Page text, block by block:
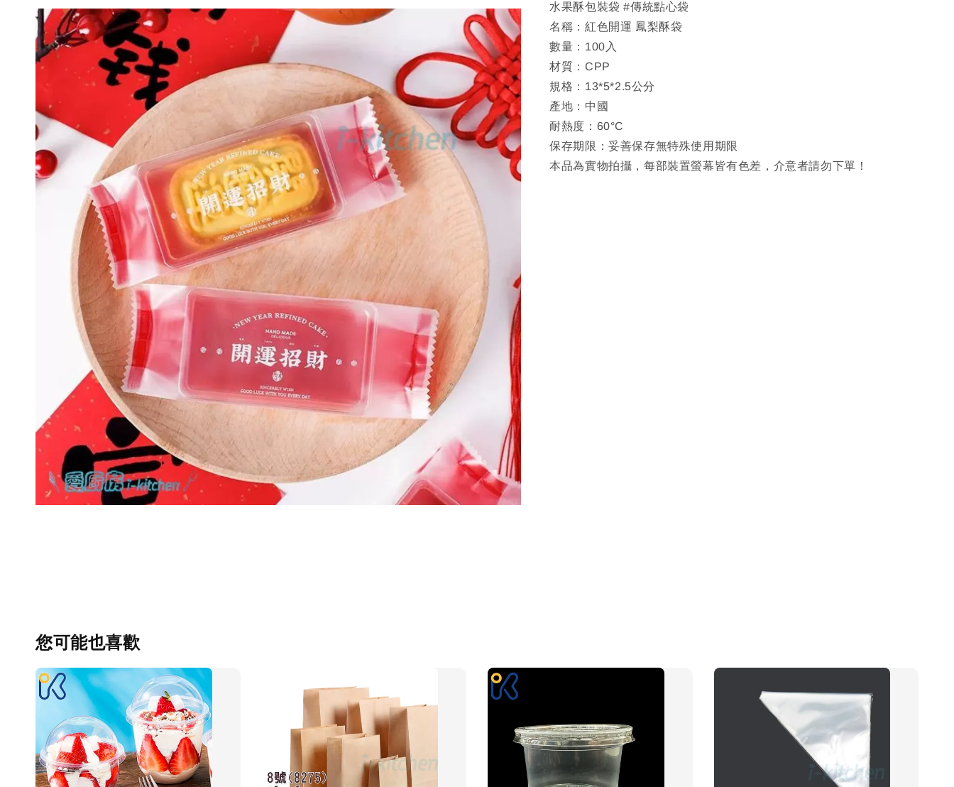
水果酥包裝袋 #傳統點心袋
名稱：紅色開運 鳳梨酥袋
數量：100入
材質：CPP
規格：13*5*2.5公分
產地：中國
耐熱度：60°C
保存期限：妥善保存無特殊使用期限
本品為實物拍攝，每部裝置螢幕皆有色差，介意者請勿下單！
您可能也喜歡